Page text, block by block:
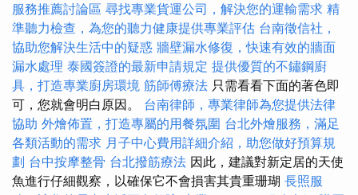
服務推薦討論區 尋找專業貨運公司，解決您的運輸需求 精
準聽力檢查，為您的聽力健康提供專業評估 台南徵信社，
協助您解決生活中的疑惑 牆壁漏水修復，快速有效的牆面
漏水處理 泰國簽證的最新申請規定 提供優質的不鏽鋼廚
具，打造專業廚房環境 筋師傅療法 只需看看下面的著色即
可，您就會明白原因。 台南律師，專業律師為您提供法律
協助 外燴佈置，打造專屬的用餐氛圍 台北外燴服務，滿足
各類活動的需求 月子中心費用詳細介紹，助您做好預算規
劃 台中按摩整骨 台北撥筋療法 因此，建議對新定居的天使
魚進行仔細觀察，以確保它不會損害其貴重珊瑚 長照服